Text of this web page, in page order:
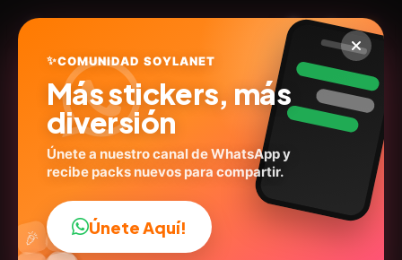
Yeana Tiktok 💗
@miyi_stickers
15stickers Animados
🎉 👍
✨COMUNIDAD SOYLANET
Más stickers, más
diversión
Únete a nuestro canal de WhatsApp y
recibe packs nuevos para compartir.
Únete Aquí!